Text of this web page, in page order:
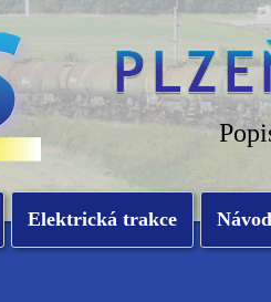
Elektrická trakce